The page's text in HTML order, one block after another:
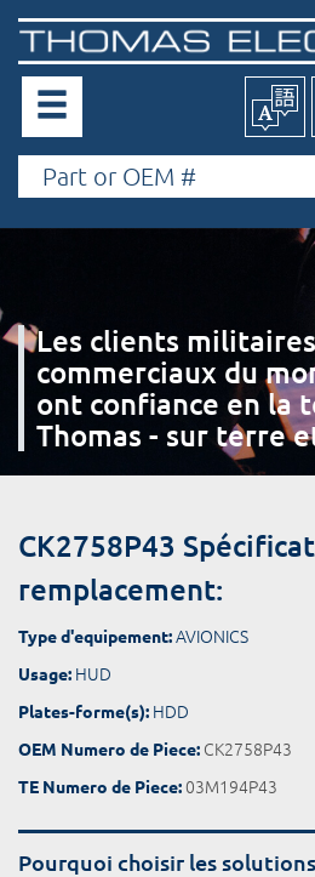
Les clients
commerciaux du
ont confiance en la
Thomas - sur terre
CK2758P43
remplacement:
Type d'equipement:AVIONICS
Usage: HUD
Plates-forme(s): HDD
OEM Numero de Piece: CK2758P43
TE Numero de Piece:03M194P43
Pourquoi choisir les